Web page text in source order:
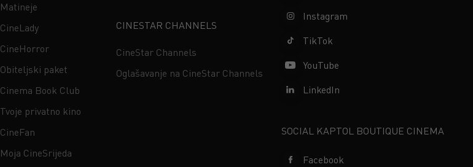
Matineje
CineLady
CineHorror
Obiteljski paket
Cinema Book Club
Tvoje privatno kino
CineFan
Moja CineSrijeda
CINESTAR CHANNELS
CineStar Channels
Oglašavanje na CineStar Channels
Instagram
TikTok
YouTube
LinkedIn
SOCIAL KAPTOL BOUTIQUE CINEMA
Facebook